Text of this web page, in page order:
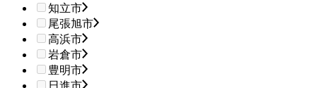
知立市
尾張旭市
高浜市
岩倉市
豊明市